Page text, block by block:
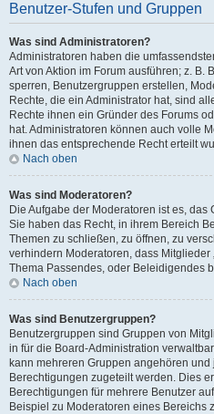
Benutzer-Stufen und Gruppen
Was sind Administratoren?
Administratoren haben die
Art von Aktion im Forum ausführen; z. B.
sperren, Benutzergruppen erstellen,
Rechte, die ein Administrator hat, sind
Rechte ihnen ein Gründer des Forums
hat. Administratoren können auch volle
ihnen das entsprechende Recht erteilt
Nach oben
Was sind Moderatoren?
Die Aufgabe der Moderatoren ist es,
Sie haben das Recht, in ihrem Bereich
Themen zu schließen, zu öffnen, zu
verhindern Moderatoren, dass Mitglieder
Thema Passendes, oder Beleidigendes
Nach oben
Was sind Benutzergruppen?
Benutzergruppen sind Gruppen von
in für die Board-Administration
kann mehreren Gruppen angehören
Berechtigungen zugeteilt werden. Dies
Berechtigungen für mehrere Benutzer
Beispiel zu Moderatoren eines Bereichs